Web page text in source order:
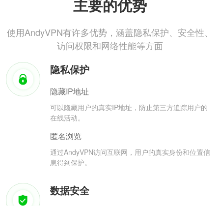
主要的优势
使用AndyVPN有许多优势，涵盖隐私保护、安全性、
访问权限和网络性能等方面
隐私保护
隐藏IP地址
可以隐藏用户的真实IP地址，防止第三方追踪用户的
在线活动。
匿名浏览
通过AndyVPN访问互联网，用户的真实身份和位置信
息得到保护。
数据安全